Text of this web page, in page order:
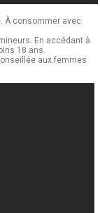
À consommer avec
En accédant à
18 ans.
aux femmes